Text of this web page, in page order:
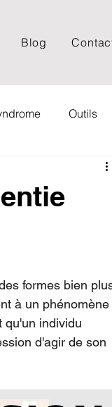
Blog
Outils
Psychologie
EFT
formes bien
à un phénomène
qu'un individu
d'agir de son